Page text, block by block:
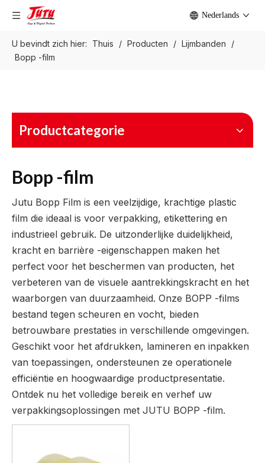
Nederlands
U bevindt zich hier: Thuis / Producten / Lijmbanden
/
Bopp -film
Productcategorie
Bopp -film
Jutu Bopp Film is een veelzijdige, krachtige plastic
film die ideaal is voor verpakking, etikettering en
industrieel gebruik. De uitzonderlijke duidelijkheid,
kracht en barrière -eigenschappen maken het
perfect voor het beschermen van producten, het
verbeteren van de visuele aantrekkingskracht en het
waarborgen van duurzaamheid. Onze BOPP -films
bestand tegen scheuren en vocht, bieden
betrouwbare prestaties in verschillende omgevingen.
Geschikt voor het afdrukken, lamineren en inpakken
van toepassingen, ondersteunen ze operationele
efficiëntie en hoogwaardige productpresentatie.
Ontdek nu het volledige bereik en verhef uw
verpakkingsoplossingen met JUTU BOPP -film.